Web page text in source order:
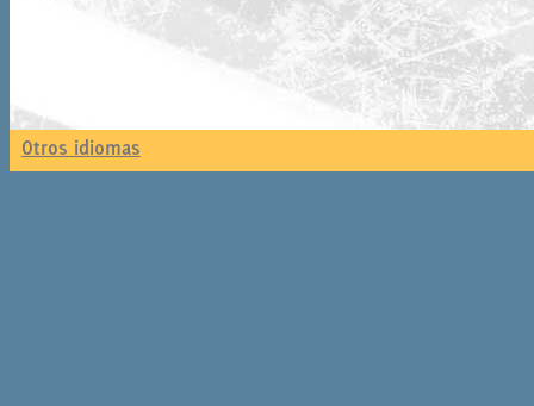
Otros idiomas